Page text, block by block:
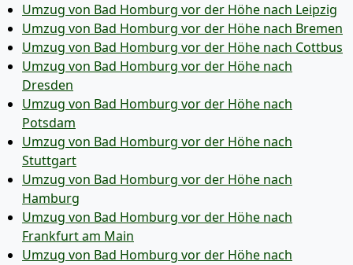
Umzug von Bad Homburg vor der Höhe nach Leipzig
Umzug von Bad Homburg vor der Höhe nach Bremen
Umzug von Bad Homburg vor der Höhe nach Cottbus
Umzug von Bad Homburg vor der Höhe nach
Dresden
Umzug von Bad Homburg vor der Höhe nach
Potsdam
Umzug von Bad Homburg vor der Höhe nach
Stuttgart
Umzug von Bad Homburg vor der Höhe nach
Hamburg
Umzug von Bad Homburg vor der Höhe nach
Frankfurt am Main
Umzug von Bad Homburg vor der Höhe nach